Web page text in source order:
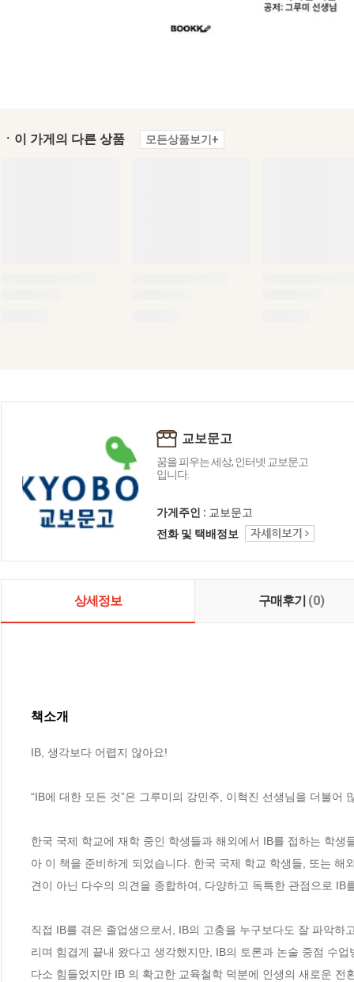
ㆍ이 가게의 다른 상품 모든상품보기+
교보문고
꿈을 피우는 세상, 인터넷 교보문고
입니다.
가게주인 : 교보문고
전화 및 택배정보
상세정보 구매후기 (0)
책소개
IB, 생각보다 어렵지 않아요!
“IB에 대한 모든 것”은 그루미의 강민주, 이혁진 선생님을 더불
한국 국제 학교에 재학 중인 학생들과 해외에서 IB를 접하는 학
아 이 책을 준비하게 되었습니다. 한국 국제 학교 학생들, 또는
견이 아닌 다수의 의견을 종합하여, 다양하고 독특한 관점으로 IB
직접 IB를 겪은 졸업생으로서, IB의 고충을 누구보다도 잘 파악
리며 힘겹게 끝내 왔다고 생각했지만, IB의 토론과 논술 중점 수
다소 힘들었지만 IB 의 확고한 교육철학 덕분에 인생의 새로운